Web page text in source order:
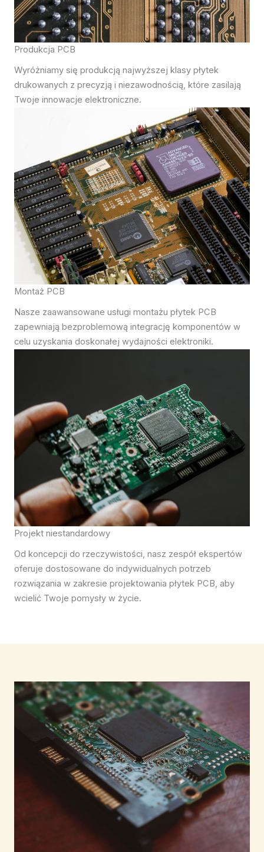
Produkcja PCB
Wyróżniamy się produkcją najwyższej klasy płytek
drukowanych z precyzją i niezawodnością, które zasilają
Twoje innowacje elektroniczne.
Montaż PCB
Nasze zaawansowane usługi montażu płytek PCB
zapewniają bezproblemową integrację komponentów w
celu uzyskania doskonałej wydajności elektroniki.
Projekt niestandardowy
Od koncepcji do rzeczywistości, nasz zespół ekspertów
oferuje dostosowane do indywidualnych potrzeb
rozwiązania w zakresie projektowania płytek PCB, aby
wcielić Twoje pomysły w życie.